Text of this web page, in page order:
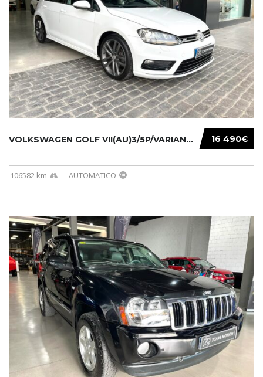
16 490€
VOLKSWAGEN GOLF VII(AU)3/5P/VARIANT(12-16 20...
106582 km AUTOMATICO